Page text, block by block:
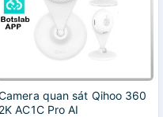
quan sát Qihoo 360
2K AC1C Pro AI